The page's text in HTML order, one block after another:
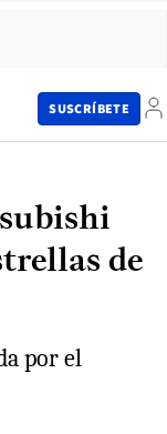
SUSCRÍBETE
de
por el